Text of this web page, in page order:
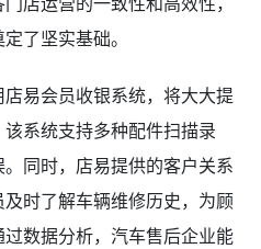
了坚实基础。
易会员收银系统，将大大提
系统支持多种配件扫描录
同时，店易提供的客户关系
时了解车辆维修历史，为顾
数据分析，汽车售后企业能